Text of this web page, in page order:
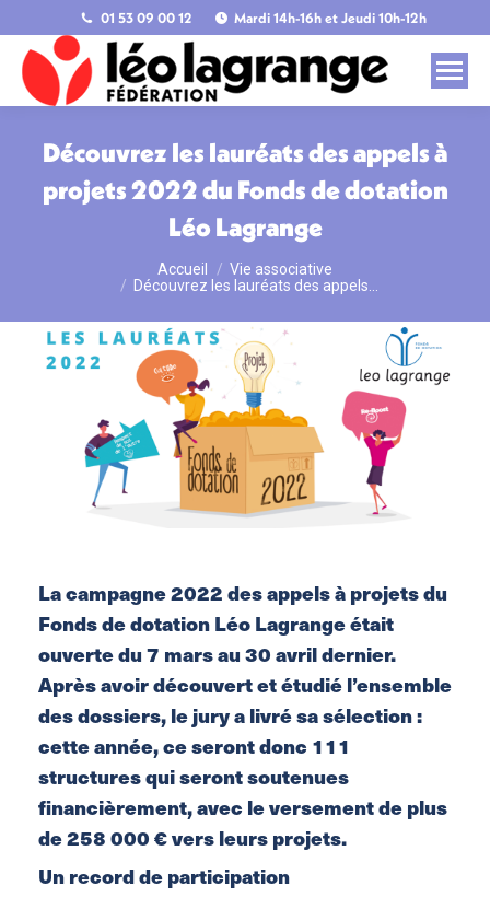
01 53 09 00 12 Mardi 14h-16h et Jeudi 10h-12h
Découvrez les lauréats des appels à
projets 2022 du Fonds de dotation
Léo Lagrange
Vous êtes ici :Accueil
Vie associative
Découvrez les lauréats des appels…
La campagne 2022 des appels à projets du
Fonds de dotation Léo Lagrange était
ouverte du 7 mars au 30 avril dernier.
Après avoir découvert et étudié l’ensemble
des dossiers, le jury a livré sa sélection :
cette année, ce seront donc 111
structures qui seront soutenues
financièrement, avec le versement de plus
de 258 000 € vers leurs projets.
Un record de participation